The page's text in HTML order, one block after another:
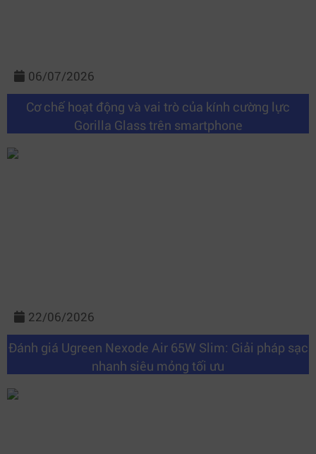
06/07/2026
Cơ chế hoạt động và vai trò của kính cường lực
Gorilla Glass trên smartphone
22/06/2026
Đánh giá Ugreen Nexode Air 65W Slim: Giải pháp sạc
nhanh siêu mỏng tối ưu